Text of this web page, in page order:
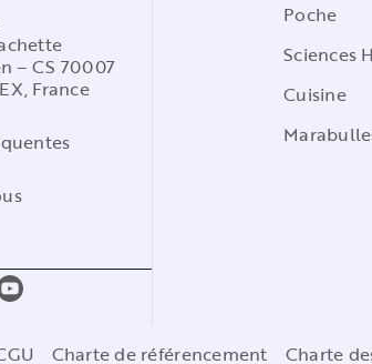
– CS 70007
France
Poche
Sciences
Cuisine
Charte de référencement Charte